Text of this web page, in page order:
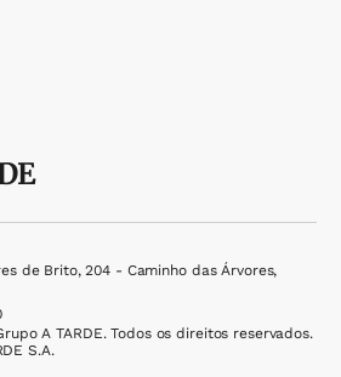
de Brito, 204 - Caminho das Árvores,
A TARDE. Todos os direitos reservados.
S.A.